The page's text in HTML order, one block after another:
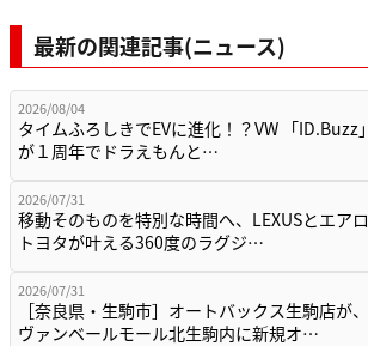
最新の関連記事(ニュース)
2026/08/04
タイムふろしきでEVに進化！？VW 「ID.Buzz」
が１周年でドラえもんと…
2026/07/31
移動そのものを特別な時間へ、LEXUSとエアロ
トヨタが叶える360度のラグジ…
2026/07/31
［奈良県・生駒市］オートバックス生駒店が、
ヴァンベールモール北生駒内に新規オ…